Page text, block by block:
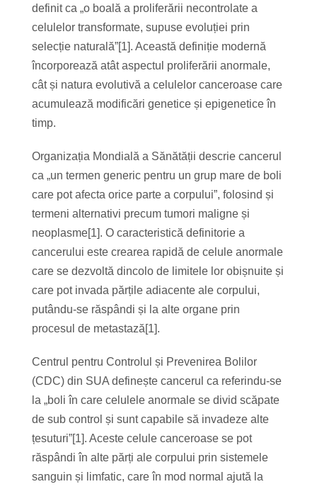
definit ca „o boală a proliferării necontrolate a
celulelor transformate, supuse evoluției prin
selecție naturală”[1]. Această definiție modernă
încorporează atât aspectul proliferării anormale,
cât și natura evolutivă a celulelor canceroase care
acumulează modificări genetice și epigenetice în
timp.
Organizația Mondială a Sănătății descrie cancerul
ca „un termen generic pentru un grup mare de boli
care pot afecta orice parte a corpului”, folosind și
termeni alternativi precum tumori maligne și
neoplasme[1]. O caracteristică definitorie a
cancerului este crearea rapidă de celule anormale
care se dezvoltă dincolo de limitele lor obișnuite și
care pot invada părțile adiacente ale corpului,
putându-se răspândi și la alte organe prin
procesul de metastază[1].
Centrul pentru Controlul și Prevenirea Bolilor
(CDC) din SUA definește cancerul ca referindu-se
la „boli în care celulele anormale se divid scăpate
de sub control și sunt capabile să invadeze alte
țesuturi”[1]. Aceste celule canceroase se pot
răspândi în alte părți ale corpului prin sistemele
sanguin și limfatic, care în mod normal ajută la